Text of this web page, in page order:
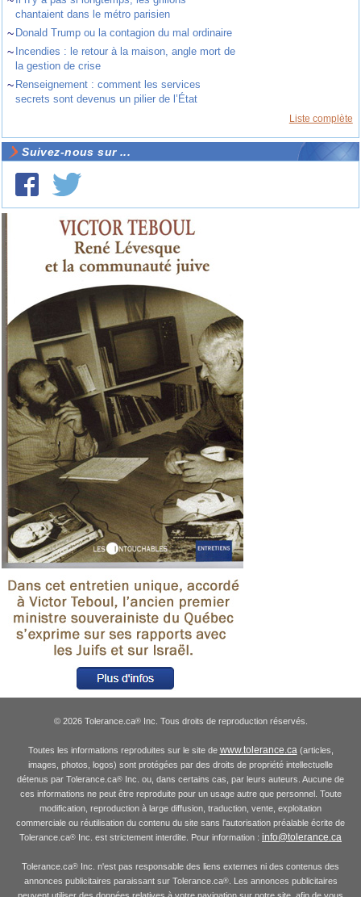
chantaient dans le métro parisien
~ Donald Trump ou la contagion du mal ordinaire
~ Incendies : le retour à la maison, angle mort de
la gestion de crise
~ Renseignement : comment les services
secrets sont devenus un pilier de l’État
Liste complète
Suivez-nous sur ...
© 2026 Tolerance.ca®Inc. Tous droits de reproduction réservés.
Toutes les informations reproduites sur le site de www.tolerance.ca(articles,
images, photos, logos) sont protégées par des droits de propriété intellectuelle
détenus par Tolerance.ca® Inc. ou, dans certains cas, par leurs auteurs. Aucune de
ces informations ne peut être reproduite pour un usage autre que personnel. Toute
modification, reproduction à large diffusion, traduction, vente, exploitation
commerciale ou réutilisation du contenu du site sans l'autorisation préalable écrite de
Tolerance.ca® Inc. est strictement interdite. Pour information : info@tolerance.ca
Tolerance.ca® Inc. n'est pas responsable des liens externes ni des contenus des
annonces publicitaires paraissant sur Tolerance.ca®. Les annonces publicitaires